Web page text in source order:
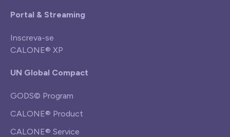
Portal & Streaming
Inscreva-se
CALONE® XP
UN Global Compact
GODS© Program
CALONE® Product
CALONE® Service